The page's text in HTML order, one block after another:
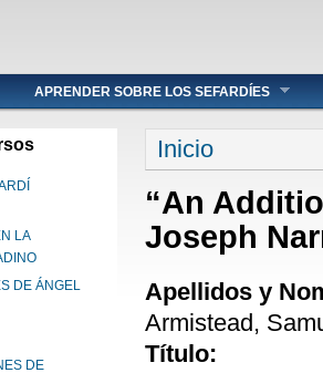
APRENDER SOBRE LOS SEFARDÍES
LA
DE ÁNGEL
DE
Se encuentra
Inicio
“An
Joseph
Apellidos y
Armistead,
Título: